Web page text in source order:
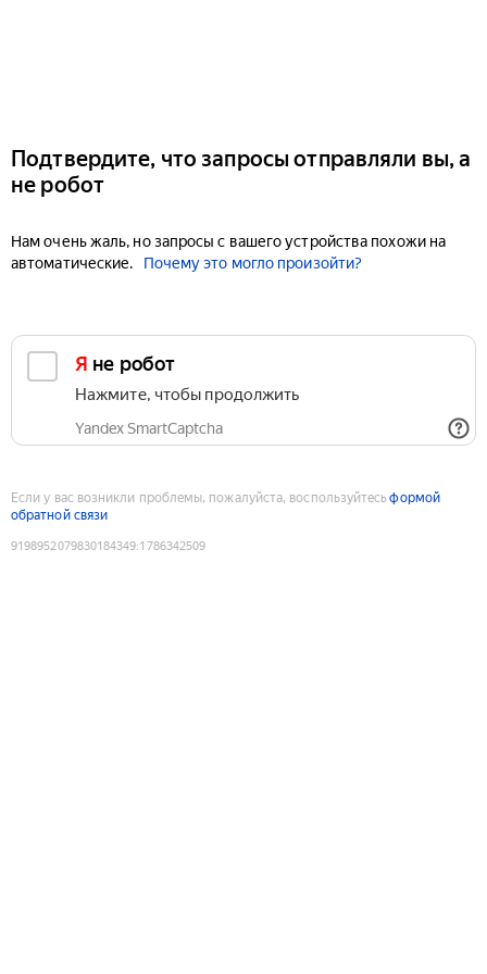
Подтвердите, что запросы отправляли вы, а
не робот
Нам очень жаль, но запросы с вашего устройства похожи на
автоматические.
Почему это могло произойти?
Я не робот
Нажмите, чтобы продолжить
Yandex SmartCaptcha
Если у вас возникли проблемы, пожалуйста, воспользуйтесьформой
обратной связи
9198952079830184349:1786342509